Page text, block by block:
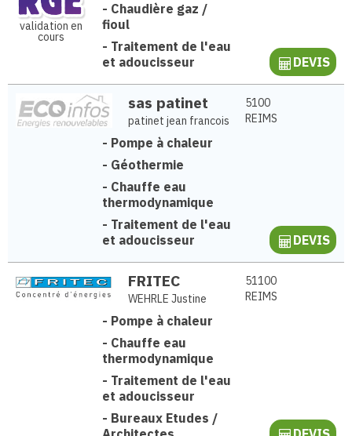
validation en
cours
- Chaudière gaz /
fioul
- Traitement de l'eau
et adoucisseur
DEVIS
sas patinet
patinet jean francois
5100
REIMS
- Pompe à chaleur
- Géothermie
- Chauffe eau
thermodynamique
- Traitement de l'eau
et adoucisseur
DEVIS
FRITEC
WEHRLE Justine
51100
REIMS
- Pompe à chaleur
- Chauffe eau
thermodynamique
- Traitement de l'eau
et adoucisseur
- Bureaux Etudes /